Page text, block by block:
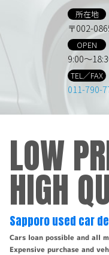
所在地
〒002-
OPEN
9:00～
TEL／FAX
011-790-
LOW
HIGH
Sapporo used car
Cars loan possible and all
Expensive purchase and